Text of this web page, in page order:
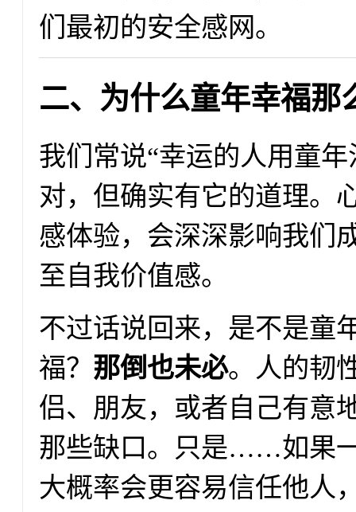
们最初的安全感网。
二、为什么童年幸福那
我们常说“幸运的人用童
对，但确实有它的道理。
感体验，会深深影响我们
至自我价值感。
不过话说回来，是不是童
福？ 那倒也未必。人的韧
侣、朋友，或者自己有意
那些缺口。只是……如果
大概率会更容易信任他人